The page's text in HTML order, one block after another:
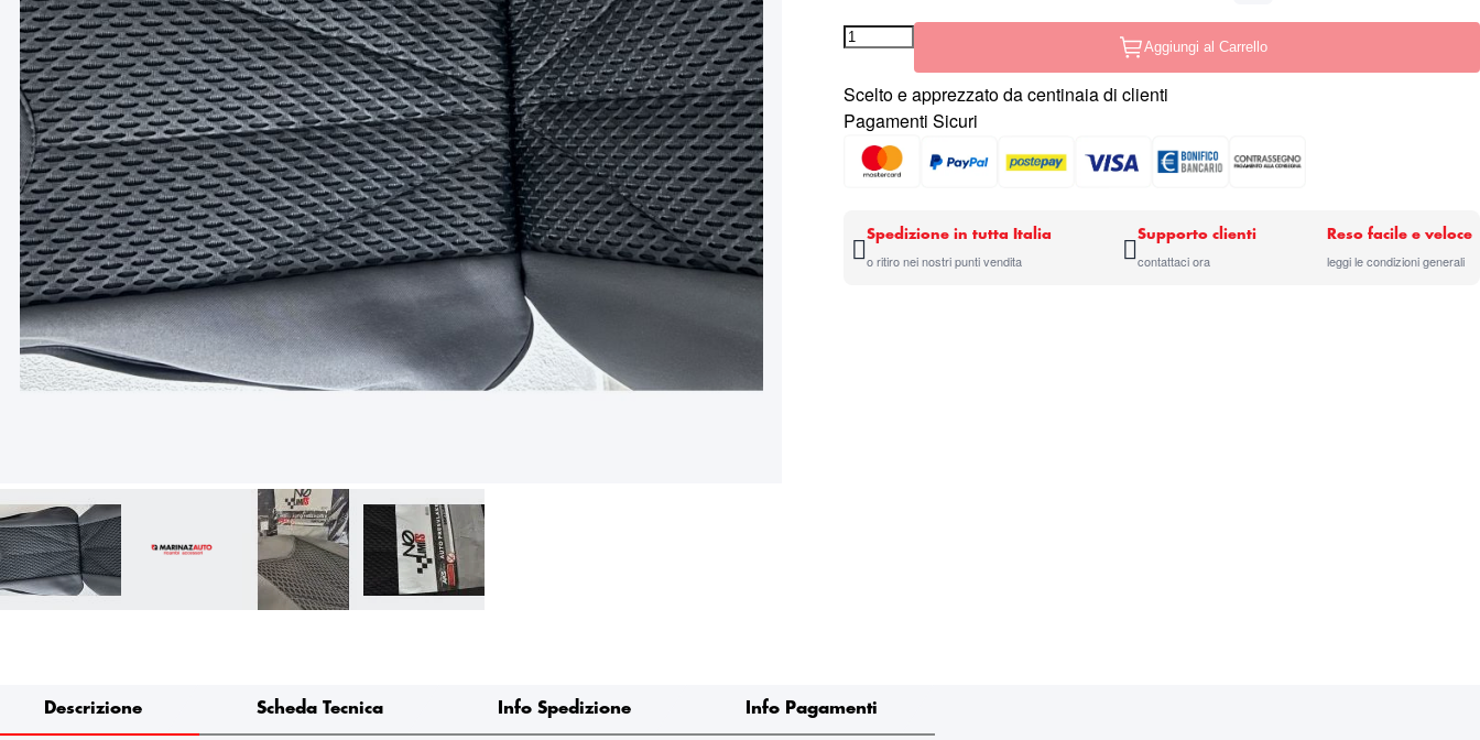
Aggiungi al Carrello
Scelto e apprezzato da centinaia di clienti
Pagamenti Sicuri
Spedizione in tutta Italia
o ritiro nei nostri punti vendita
Supporto clienti
contattaci ora
Reso facile e veloce
leggi le condizioni generali
Descrizione Scheda Tecnica Info Spedizione Info Pagamenti